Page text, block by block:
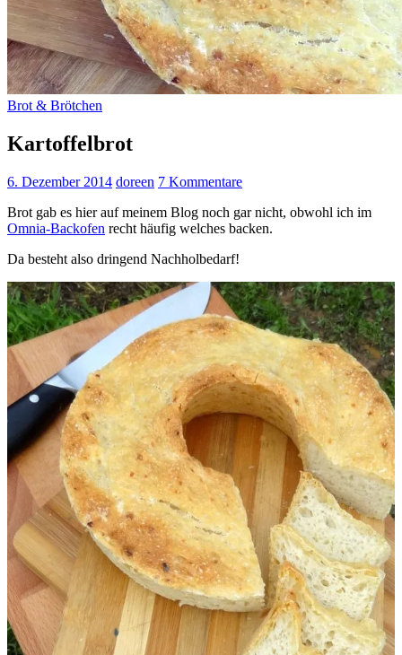
Brot & Brötchen
Kartoffelbrot
6. Dezember 2014 doreen 7 Kommentare
Brot gab es hier auf meinem Blog noch gar nicht, obwohl ich im
Omnia-Backofen recht häufig welches backen.
Da besteht also dringend Nachholbedarf!